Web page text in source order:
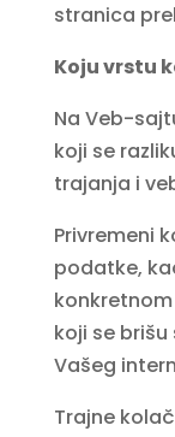
stranica
Koju vrstu
Na Veb-
koji se
trajanja i
Privremeni
podatke,
koji se
Vašeg
Trajne